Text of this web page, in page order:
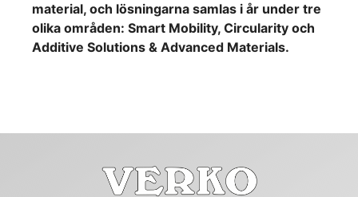
material, och lösningarna samlas i år under tre
olika områden: Smart Mobility, Circularity och
Additive Solutions & Advanced Materials.